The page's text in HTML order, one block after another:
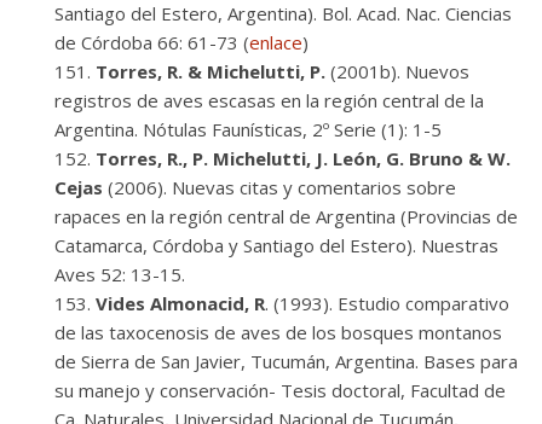
Santiago del Estero, Argentina). Bol. Acad. Nac. Ciencias
de Córdoba 66: 61-73 (enlace)
Torres, R. & Michelutti, P. (2001b). Nuevos
registros de aves escasas en la región central de la
Argentina. Nótulas Faunísticas, 2º Serie (1): 1-5
Torres, R., P. Michelutti, J. León, G. Bruno & W.
Cejas (2006). Nuevas citas y comentarios sobre
rapaces en la región central de Argentina (Provincias de
Catamarca, Córdoba y Santiago del Estero). Nuestras
Aves 52: 13-15.
Vides Almonacid, R. (1993). Estudio comparativo
de las taxocenosis de aves de los bosques montanos
de Sierra de San Javier, Tucumán, Argentina. Bases para
su manejo y conservación- Tesis doctoral, Facultad de
Ca. Naturales, Universidad Nacional de Tucumán,